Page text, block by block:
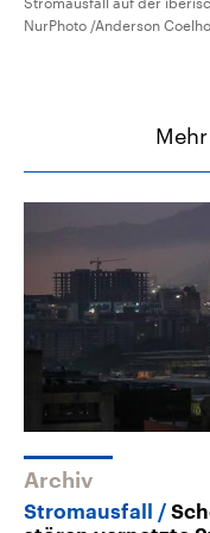
NurPhoto /Anderson
Archiv
Stromausfall